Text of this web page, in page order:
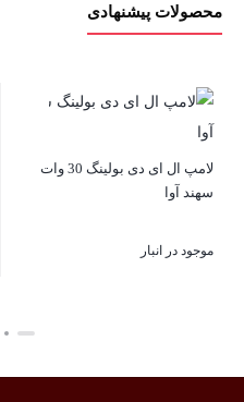
محصولات پیشنهادی
سرامیکی تک خانه 25 آمپر
تومان
تماس